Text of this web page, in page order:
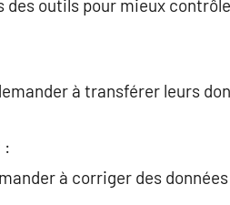
des outils pour mieux
à transférer leurs
:
à corriger des